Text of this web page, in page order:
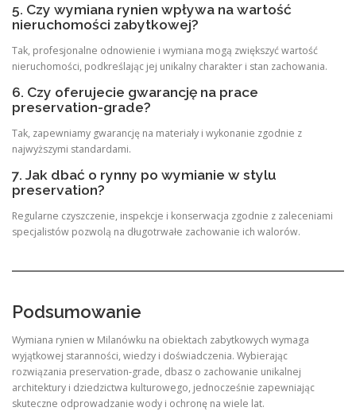
5. Czy wymiana rynien wpływa na wartość
nieruchomości zabytkowej?
Tak, profesjonalne odnowienie i wymiana mogą zwiększyć wartość
nieruchomości, podkreślając jej unikalny charakter i stan zachowania.
6. Czy oferujecie gwarancję na prace
preservation-grade?
Tak, zapewniamy gwarancję na materiały i wykonanie zgodnie z
najwyższymi standardami.
7. Jak dbać o rynny po wymianie w stylu
preservation?
Regularne czyszczenie, inspekcje i konserwacja zgodnie z zaleceniami
specjalistów pozwolą na długotrwałe zachowanie ich walorów.
Podsumowanie
Wymiana rynien w Milanówku na obiektach zabytkowych wymaga
wyjątkowej staranności, wiedzy i doświadczenia. Wybierając
rozwiązania preservation-grade, dbasz o zachowanie unikalnej
architektury i dziedzictwa kulturowego, jednocześnie zapewniając
skuteczne odprowadzanie wody i ochronę na wiele lat.